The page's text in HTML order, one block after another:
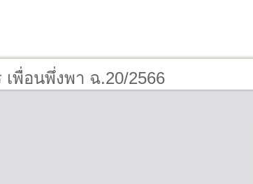
เพื่อนพึ่งพา ฉ.20/2566